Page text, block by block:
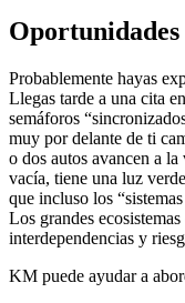
Probablemente hayas
Llegas tarde a una cita
semáforos
muy por delante de ti
o dos autos avancen a
vacía, tiene una luz
que incluso los
Los grandes
interdependencias y
KM puede ayudar a